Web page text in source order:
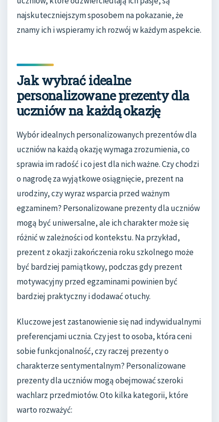
najskuteczniejszym sposobem na pokazanie, że
znamy ich i wspieramy ich rozwój w każdym aspekcie.
Jak wybrać idealne
personalizowane prezenty dla
uczniów na każdą okazję
Wybór idealnych personalizowanych prezentów dla
uczniów na każdą okazję wymaga zrozumienia, co
sprawia im radość i co jest dla nich ważne. Czy chodzi
o nagrodę za wyjątkowe osiągnięcie, prezent na
urodziny, czy wyraz wsparcia przed ważnym
egzaminem? Personalizowane prezenty dla uczniów
mogą być uniwersalne, ale ich charakter może się
różnić w zależności od kontekstu. Na przykład,
prezent z okazji zakończenia roku szkolnego może
być bardziej pamiątkowy, podczas gdy prezent
motywacyjny przed egzaminami powinien być
bardziej praktyczny i dodawać otuchy.
Kluczowe jest zastanowienie się nad indywidualnymi
preferencjami ucznia. Czy jest to osoba, która ceni
sobie funkcjonalność, czy raczej prezenty o
charakterze sentymentalnym? Personalizowane
prezenty dla uczniów mogą obejmować szeroki
wachlarz przedmiotów. Oto kilka kategorii, które
warto rozważyć: